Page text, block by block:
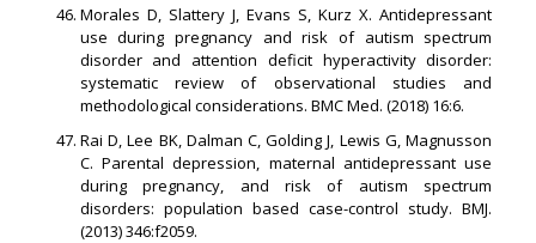
Morales D, Slattery J, Evans S, Kurz X. Antidepressant
use during pregnancy and risk of autism spectrum
disorder and attention deficit hyperactivity disorder:
systematic review of observational studies and
methodological considerations. BMC Med. (2018) 16:6.
Rai D, Lee BK, Dalman C, Golding J, Lewis G, Magnusson
C. Parental depression, maternal antidepressant use
during pregnancy, and risk of autism spectrum
disorders: population based case-control study. BMJ.
(2013) 346:f2059.